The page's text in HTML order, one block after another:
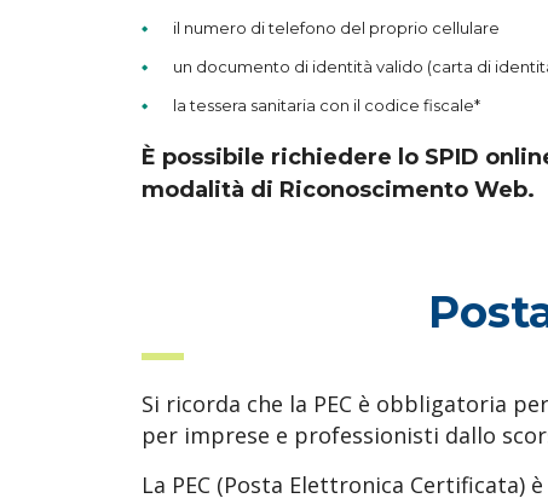
il numero di telefono del proprio cellulare
un documento di identità valido (carta di
la tessera sanitaria con il codice fiscale*
È possibile richiedere lo SPID
modalità di Riconoscimento Web.
Si ricorda che la PEC è obbligatoria
per imprese e professionisti dallo
La PEC (Posta Elettronica